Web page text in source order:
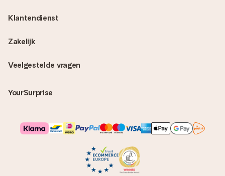
Veelgestelde vragen
YourSurprise
Klantendienst
Zakelijk